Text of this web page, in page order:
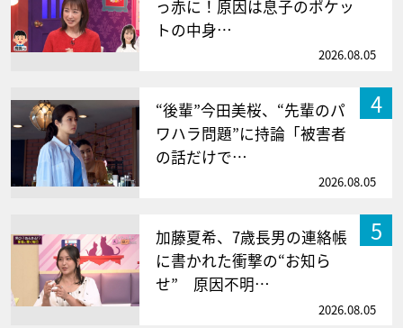
っ赤に！原因は息子のポケッ
トの中身…
2026.08.05
4
“後輩”今田美桜、“先輩のパ
ワハラ問題”に持論「被害者
の話だけで…
2026.08.05
5
加藤夏希、7歳長男の連絡帳
に書かれた衝撃の“お知ら
せ” 原因不明…
2026.08.05